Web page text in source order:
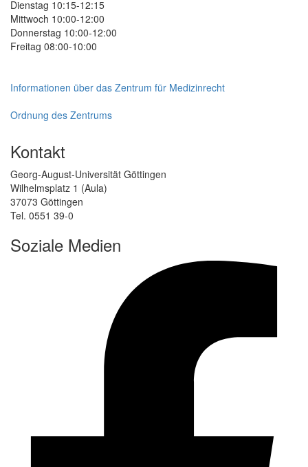
Dienstag 10:15-12:15
Mittwoch 10:00-12:00
Donnerstag 10:00-12:00
Freitag 08:00-10:00
Informationen über das Zentrum für Medizinrecht
Ordnung des Zentrums
Kontakt
Georg-August-Universität Göttingen
Wilhelmsplatz 1 (Aula)
37073 Göttingen
Tel. 0551 39-0
Soziale Medien